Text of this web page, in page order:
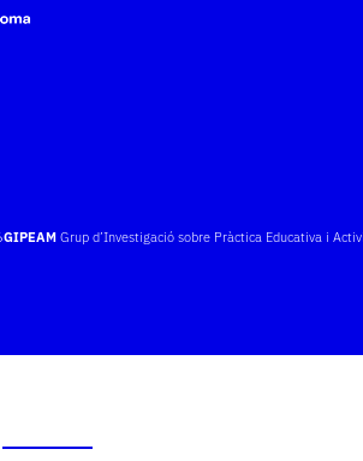
GIPEAM Grup d’Investigació sobre Pràctica Educativa i